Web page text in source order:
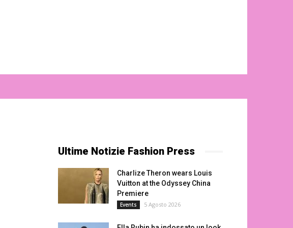
Ultime Notizie Fashion Press
Charlize Theron wears Louis
Vuitton at the Odyssey China
Premiere
Events 5 Agosto 2026